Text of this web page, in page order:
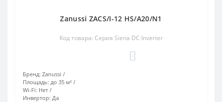
Zanussi ZACS/I-12 HS/A20/N1
Код товара: Серия Siena DC Inverter
Бренд: Zanussi
Площадь: до 35 м²
Wi-Fi: Нет
Инвертор: Да